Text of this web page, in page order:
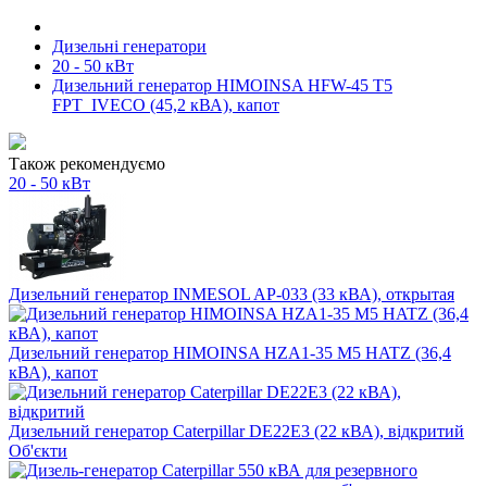
Дизельні генератори
20 - 50 кВт
Дизельний генератор HIMOINSA HFW-45 T5
FPT_IVECO (45,2 кВА), капот
Також рекомендуємо
20 - 50 кВт
Дизельний генератор INMESOL AP-033 (33 кВА), открытая
Дизельний генератор HIMOINSA HZA1-35 M5 HATZ (36,4
кВА), капот
Дизельний генератор Caterpillar DE22E3 (22 кВА), відкритий
Об'єкти